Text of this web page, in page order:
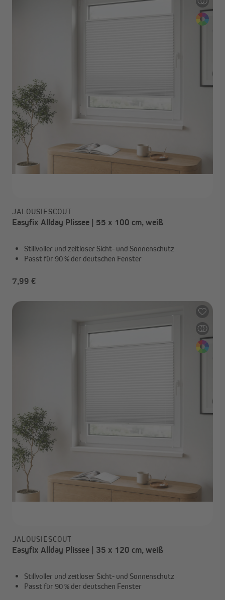
JALOUSIESCOUT
Easyfix Allday Plissee | 55 x 100 cm, weiß
Stillvoller und zeitloser Sicht- und Sonnenschutz
Passt für 90 % der deutschen Fenster
7,99 €
JALOUSIESCOUT
Easyfix Allday Plissee | 35 x 120 cm, weiß
Stillvoller und zeitloser Sicht- und Sonnenschutz
Passt für 90 % der deutschen Fenster